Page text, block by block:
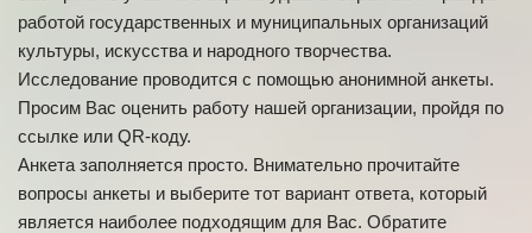
работой государственных и муниципальных организаций
культуры, искусства и народного творчества.
Исследование проводится с помощью анонимной анкеты.
Просим Вас оценить работу нашей организации, пройдя по
ссылке или QR-коду.
Анкета заполняется просто. Внимательно прочитайте
вопросы анкеты и выберите тот вариант ответа, который
является наиболее подходящим для Вас. Обратите